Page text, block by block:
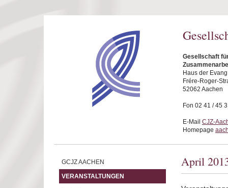
Gesellschaft
Haus der
Frére-Roger-
52062 Aachen
Fon 02 41 / 45
E-Mail CJZ-
Homepage
GCJZ AACHEN
VERANSTALTUNGEN
April